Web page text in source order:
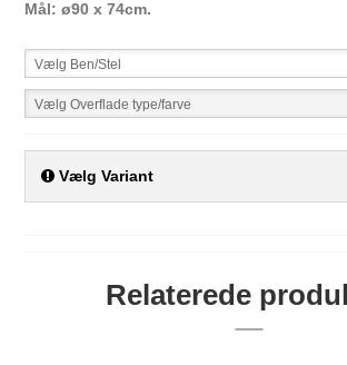
Mål: ø90 x 74cm.
Vælg Ben/Stel
Vælg Overflade type/farve
Vælg Variant
Relaterede